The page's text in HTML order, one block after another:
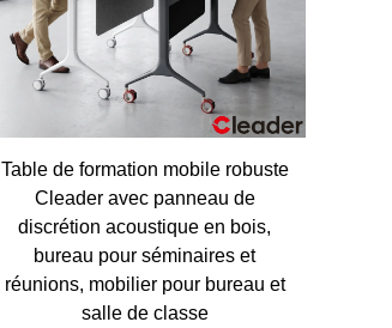
Table de formation mobile robuste
Cleader avec panneau de
discrétion acoustique en bois,
bureau pour séminaires et
réunions, mobilier pour bureau et
salle de classe